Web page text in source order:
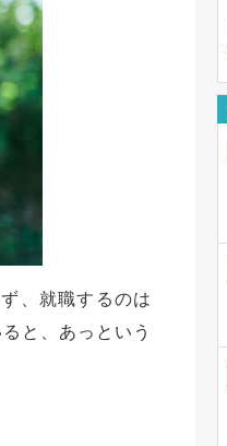
、就職するのは
と、あっという